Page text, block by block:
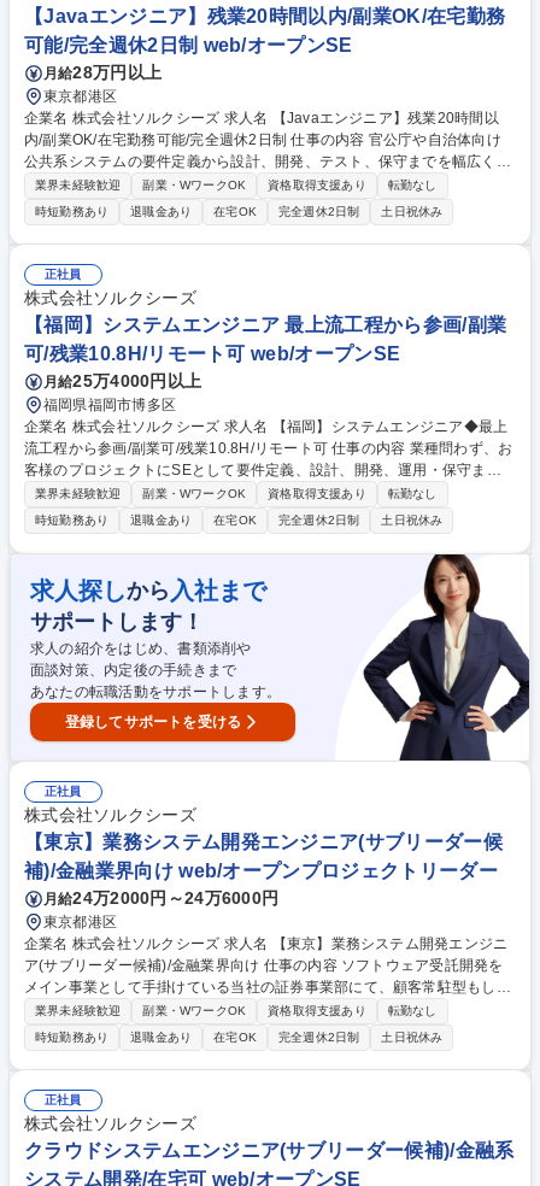
0件程度）していますが、来年度よりfreee会計へ移行予定です。段階的に
業務をお任せするため、安心して業務に馴染める環境が整っています。 募
集職種 【経理】伊藤忠Gの安定基盤/年休125日/残業月20h内/転勤なし/単
体決算を担当
【Javaエンジニア】残業20時間以内/副業OK/在宅勤務
可能/完全週休2日制 web/オープンSE
月給28万円以上
東京都港区
企業名 株式会社ソルクシーズ 求人名 【Javaエンジニア】残業20時間以
内/副業OK/在宅勤務可能/完全週休2日制 仕事の内容 官公庁や自治体向け
公共系システムの要件定義から設計、開発、テスト、保守までを幅広く担
当します。Spring系を中心としたWebアプリケーション開発やREST API
の設計・実装などを行います。 クラウド第三SI部にて、社会インフラに直
結する公共系システムの開発業務に携わります。具体的には、要件定義、
基本設計、詳細設計、Webアプリケーション開発（Spring Boot、Spring
MVC等を使用）、REST APIの設計・実装、既存システムのマイグレーシ
ョン、テスト、保守運用などを行います。プロジェクト規模に応じ、メン
バーやリーダーとして活躍できる環境です。 募集職種 【Javaエンジニ
ア】残業20時間以内/副業OK/在宅勤務可能/完全週休2日制
業界未経験歓迎 副業・WワークOK 資格取得支援あり
転勤なし
時短勤務あり
退職金あり 在宅OK 完全週休2日制 土日祝休み
正社員
株式会社ソルクシーズ
【福岡】システムエンジニア 最上流工程から参画/副業
可/残業10.8H/リモート可 web/オープンSE
月給25万4000円以上
福岡県福岡市博多区
企業名 株式会社ソルクシーズ 求人名 【福岡】システムエンジニア◆最上
流工程から参画/副業可/残業10.8H/リモート可 仕事の内容 業種問わず、お
客様のプロジェクトにSEとして要件定義、設計、開発、運用・保守まで
幅広く行っていただきます。5名程度のチームに入っていただき、リーダ
ー経験がある方にはプロジェクトリーダーもお任せ致します 【具体的に
は】 1）要件定義 2）設計(概要設計、基本設計、データベース設計、イン
ターフェース設計、テスト設計) 3）仕様書作成 4）プログラミング 5）保
守・運用 募集職種 【福岡】システムエンジニア◆最上流工程から参画/副
業可/残業10.8H/リモート可
業界未経験歓迎 副業・WワークOK 資格取得支援あり
転勤なし
時短勤務あり
退職金あり 在宅OK 完全週休2日制 土日祝休み
求人探しから 入社まで
サポートします！
求人の紹介をはじめ、書類添削や
面談対策、内定後の手続きまで
あなたの転職活動をサポートします。
登録してサポートを受ける
正社員
株式会社ソルクシーズ
【東京】業務システム開発エンジニア(サブリーダー候
補)/金融業界向け web/オープンプロジェクトリーダー
月給24万2000円～24万6000円
東京都港区
企業名 株式会社ソルクシーズ 求人名 【東京】業務システム開発エンジニ
ア(サブリーダー候補)/金融業界向け 仕事の内容 ソフトウェア受託開発を
メイン事業として手掛けている当社の証券事業部にて、顧客常駐型もしく
は自社内開発型にて開発をご担当いただきます。 金融系の業務システムを
中心とした、開発業務をお任せします。 プロジェクトマネジメントや要件
定義などの上流工程から経験を積んでいくことが可能です。 【入社後の流
れ】基本的にOJTで業務を徐々にお任せする想定です。サブリーダー候補
としてプロジェクトに参画。サブリーダー、リーダーの指示を基に開発要
件に携わっていただきます。 募集職種 【東京】業務システム開発エンジ
ニア(サブリーダー候補)/金融業界向け
業界未経験歓迎 副業・WワークOK 資格取得支援あり
転勤なし
時短勤務あり
退職金あり 在宅OK 完全週休2日制 土日祝休み
正社員
株式会社ソルクシーズ
クラウドシステムエンジニア(サブリーダー候補)/金融系
システム開発/在宅可 web/オープンSE